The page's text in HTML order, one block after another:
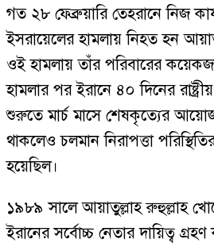
গত ২৮ ফেব্রুয়ারি তেহরানে নিজ
ইসরায়েলের হামলায় নিহত হন
ওই হামলায় তাঁর পরিবারের
হামলার পর ইরানে ৪০ দিনের
শুরুতে মার্চ মাসে শেষকৃত্যের
থাকলেও চলমান নিরাপত্তা
হয়েছিল।
১৯৮৯ সালে আয়াতুল্লাহ রুহুল্লাহ
ইরানের সর্বোচ্চ নেতার দায়িত্ব